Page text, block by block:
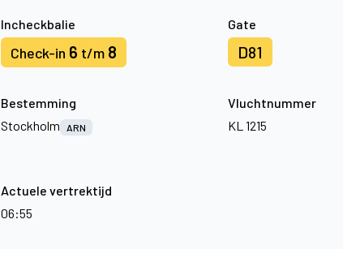
Incheckbalie
Check-in 6 t/m 8
Gate
D81
Bestemming
Stockholm
ARN
Vluchtnummer
KL 1215
Actuele vertrektijd
06:55